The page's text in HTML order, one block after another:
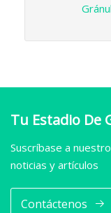
Tu Estadio De
Suscríbase a
noticias y artículos
Contáctenos